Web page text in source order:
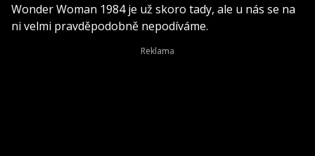
Wonder Woman 1984 je už skoro tady, ale u nás se na
ni velmi pravděpodobně nepodíváme.